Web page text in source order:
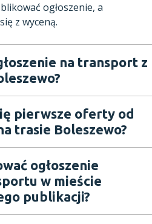
ogłoszenie, a
z wyceną.
na transport z
pierwsze oferty od
trasie Boleszewo?
ogłoszenie
w mieście
publikacji?